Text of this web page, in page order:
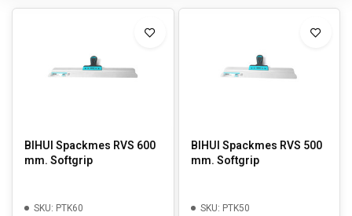
BIHUI Spackmes RVS 600
mm. Softgrip
SKU: PTK60
BIHUI Spackmes RVS 500
mm. Softgrip
SKU: PTK50